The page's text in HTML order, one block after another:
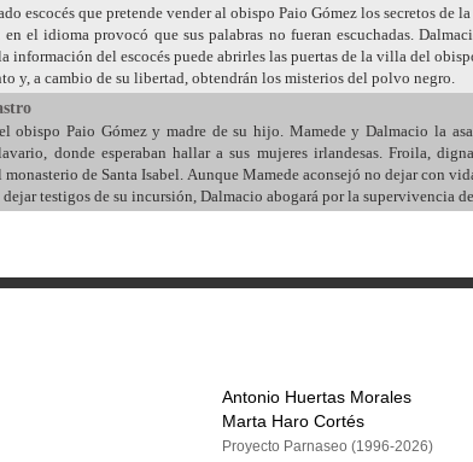
escocés que pretende vender al obispo Paio Gómez los secretos de
el idioma provocó que sus palabras no fueran escuchadas.
información del escocés puede abrirles las puertas de la villa del
y, a cambio de su libertad, obtendrán los misterios del polvo negro.
obispo Paio Gómez y madre de su hijo. Mamede y Dalmacio la
donde esperaban hallar a sus mujeres irlandesas. Froila,
de Santa Isabel. Aunque Mamede aconsejó no dejar con
testigos de su incursión, Dalmacio abogará por la supervivencia de
Antonio Huertas Morales
Marta Haro Cortés
Proyecto Parnaseo (1996-2026)